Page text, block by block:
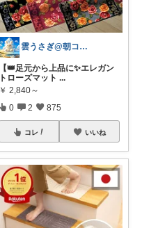
雲うさぎ@朝コレ❤良質便利時短グッズ🐰
【👑足元から上品に✨エレガン
トローズマット ...
￥ 2,840～
0 2 875
コレ いいね